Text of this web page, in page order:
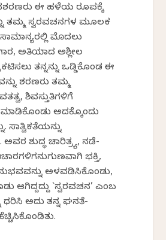
ಈ ಹಳೆಯ ರೂಪಕ್ಕೆ
ತಮ್ಮ ಸ್ವರವಚನಗಳ ಮೂಲಕ
ಮೊದಲು
ಅತಿಯಾದ ಅಶ್ಲೀಲ
ತನ್ನನ್ನು ಒಡ್ಡಿಕೊಂಡ ಈ
ಶರಣರು ತಮ್ಮ
ಶಿವಸ್ತುತಿಗಳಿಗೆ
ಅದಕ್ಕೊಂದು
ಸಾತ್ವಿಕತೆಯನ್ನು
ಅವರ ಶುದ್ಧ ಚಾರಿತ್ರ್ಯ, ನಡೆ-
ಭಕ್ತಿ,
ಅಳವಡಿಸಿಕೊಂಡು,
ಆಗಿದ್ದದ್ದು `ಸ್ವರವಚನ’ ಎಂಬ
ಧರಿಸಿ ಅದು ತನ್ನ ಘನತೆ-